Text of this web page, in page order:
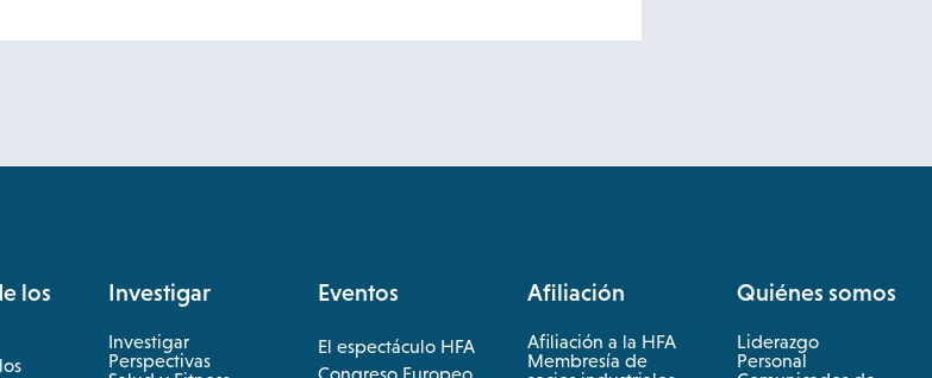
los
Investigar
Investigar
Perspectivas
Eventos
El espectáculo HFA
opens
Afiliación
Afiliación a la HFA
Membresía de
Quiénes somos
Liderazgo
Personal